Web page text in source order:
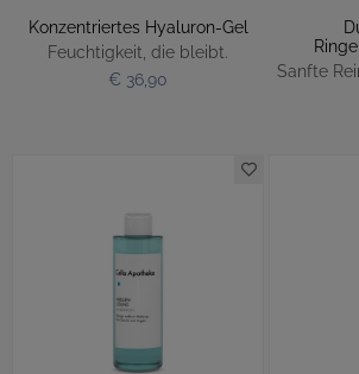
Konzentriertes Hyaluron-Gel
Feuchtigkeit, die bleibt.
€ 36,90
Sanfte